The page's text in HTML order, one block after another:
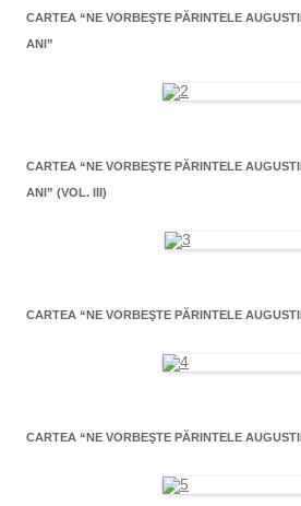
CARTEA “NE VORBEŞTE PĂRINTELE
ANI”
CARTEA “NE VORBEŞTE PĂRINTELE
ANI” (VOL. III)
CARTEA “NE VORBEŞTE PĂRINTELE
CARTEA “NE VORBEŞTE PĂRINTELE